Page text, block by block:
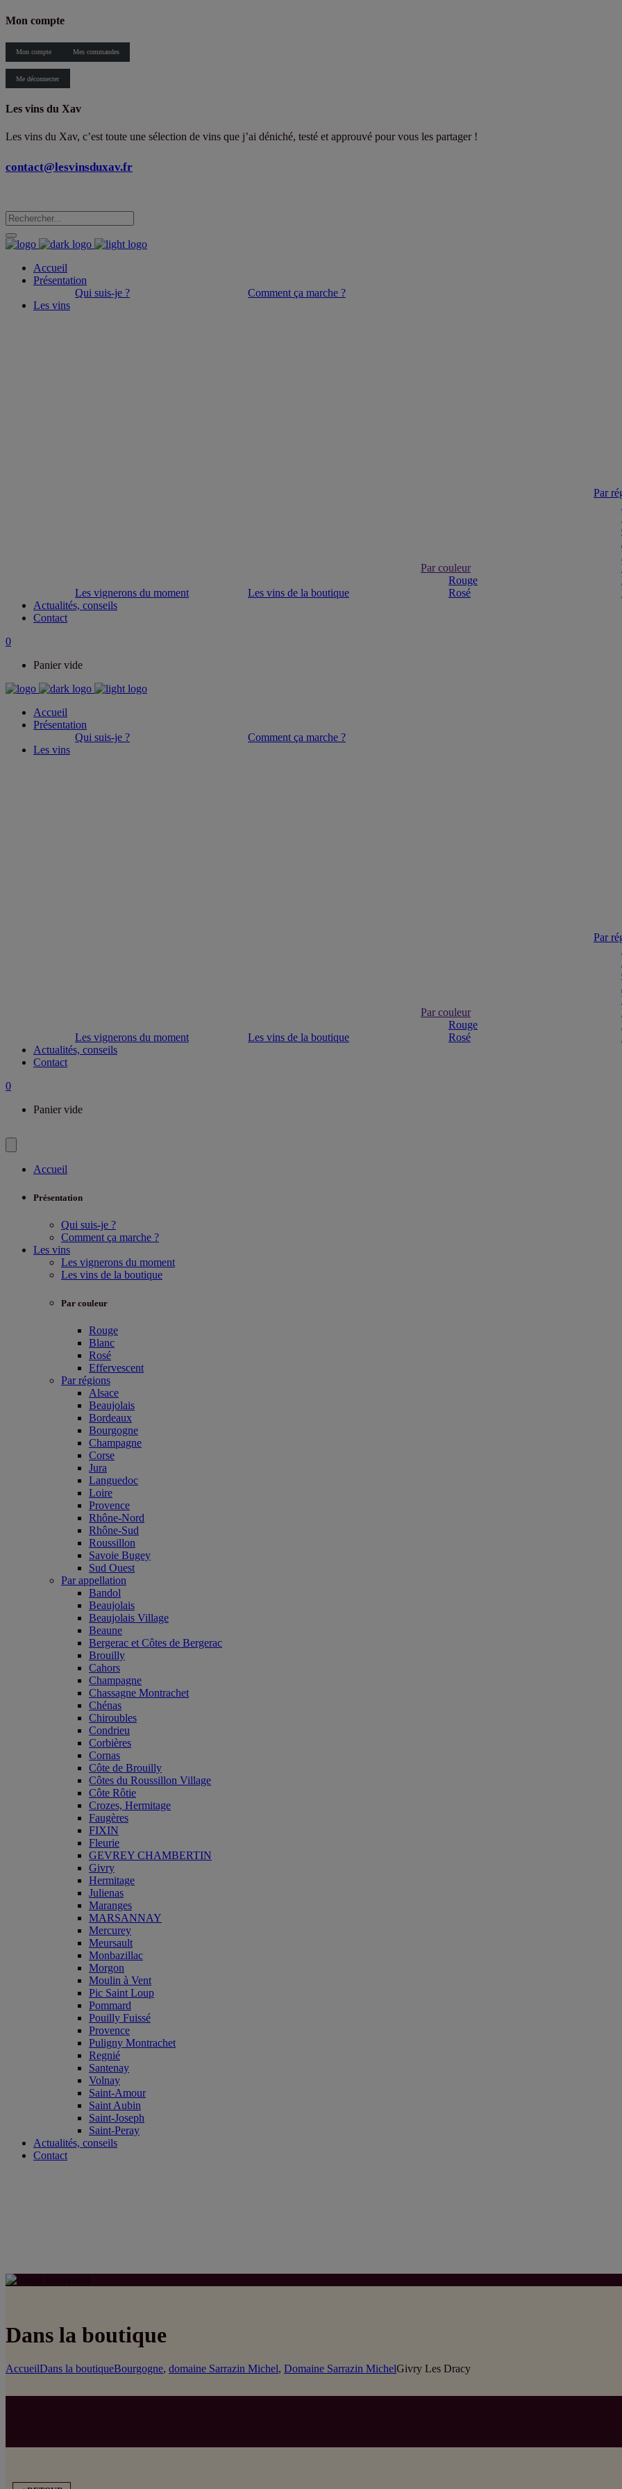
Mon compte
Mon compte Mes commandes
Me déconnecter
Les vins du Xav
Les vins du Xav, c’est toute une sélection de vins que j’ai déniché, testé et approuvé pour vous les partager !
contact@lesvinsduxav.fr
Accueil
Présentation
Qui suis-je ?
Comment ça marche ?
Les vins
Les vignerons du moment Les vins de la boutique
Par couleur
Rouge
Rosé
Par
Actualités, conseils
Contact
0
Panier vide
Accueil
Présentation
Qui suis-je ?
Comment ça marche ?
Les vins
Les vignerons du moment Les vins de la boutique
Par couleur
Rouge
Rosé
Par
Actualités, conseils
Contact
0
Panier vide
Accueil
Présentation
Qui suis-je ?
Comment ça marche ?
Les vins
Les vignerons du moment
Les vins de la boutique
Par couleur
Rouge
Blanc
Rosé
Effervescent
Par régions
Alsace
Beaujolais
Bordeaux
Bourgogne
Champagne
Corse
Jura
Languedoc
Loire
Provence
Rhône-Nord
Rhône-Sud
Roussillon
Savoie Bugey
Sud Ouest
Par appellation
Bandol
Beaujolais
Beaujolais Village
Beaune
Bergerac et Côtes de Bergerac
Brouilly
Cahors
Champagne
Chassagne Montrachet
Chénas
Chiroubles
Condrieu
Corbières
Cornas
Côte de Brouilly
Côtes du Roussillon Village
Côte Rôtie
Crozes, Hermitage
Faugères
FIXIN
Fleurie
GEVREY CHAMBERTIN
Givry
Hermitage
Julienas
Maranges
MARSANNAY
Mercurey
Meursault
Monbazillac
Morgon
Moulin à Vent
Pic Saint Loup
Pommard
Pouilly Fuissé
Provence
Puligny Montrachet
Regnié
Santenay
Volnay
Saint-Amour
Saint Aubin
Saint-Joseph
Saint-Peray
Actualités, conseils
Contact
Dans la boutique
AccueilDans la boutiqueBourgogne, domaine Sarrazin Michel, Domaine Sarrazin MichelGivry Les Dracy